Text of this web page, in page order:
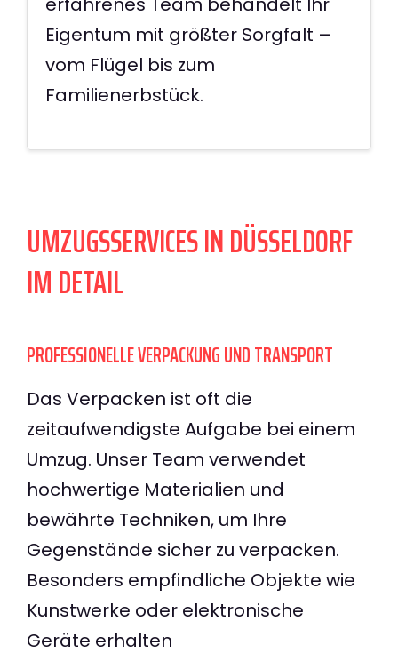
Eigentum mit größter Sorgfalt –
vom Flügel bis zum
Familienerbstück.
UMZUGSSERVICES IN DÜSSELDORF
IM DETAIL
PROFESSIONELLE VERPACKUNG UND TRANSPORT
Das Verpacken ist oft die
zeitaufwendigste Aufgabe bei einem
Umzug. Unser Team verwendet
hochwertige Materialien und
bewährte Techniken, um Ihre
Gegenstände sicher zu verpacken.
Besonders empfindliche Objekte wie
Kunstwerke oder elektronische
Geräte erhalten